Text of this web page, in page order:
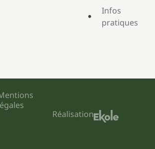
Infos
pratiques
Réalisation